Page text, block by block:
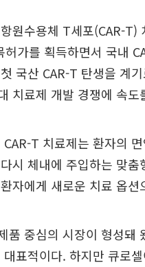
원수용체 T세포(CAR-T)
가를 획득하면서 국내
국산 CAR-T 탄생을 계
치료제 개발 경쟁에 속도
T 치료제는 환자의
시 체내에 주입하는 맞
자에게 새로운 치료 옵
품 중심의 시장이 형성돼
대표적이다. 하지만 큐로